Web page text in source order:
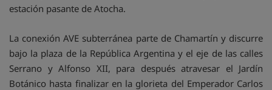
estación pasante de Atocha.
La conexión AVE subterránea parte de Chamartín y discurre
bajo la plaza de la República Argentina y el eje de las calles
Serrano y Alfonso XII, para después atravesar el Jardín
Botánico hasta finalizar en la glorieta del Emperador Carlos